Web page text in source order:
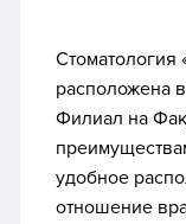
Стоматология
расположена
Филиал на
удобное
отношение